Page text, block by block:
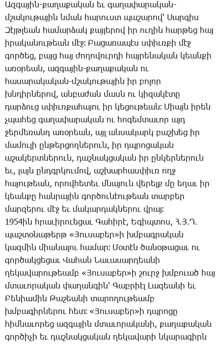
Ազ­գա­յին-քա­ղա­քա­կան եւ գա­ղա­փա­րա­կան-
մշա­կու­թա­յին նման հա­րուստ պա­շա­րով՝ ­Սար­գիս
­Զէյթ­լեան հա­մար­ձակ քայ­լե­րով իր ու­ղին հար­թեց հայ
ի­րա­կա­նու­թեան մէջ։ ­Բա­ցա­ռա­պէս սփիւռ­քի մէջ
գոր­ծեց, բայց հայ ժո­ղո­վուր­դի հայ­րե­նա­կան կեան­քի
ա­ռօ­րեան, ազ­գա­յին-քա­ղա­քա­կան ու
հա­սա­րա­կա­կան-մշա­կու­թա­յին իր բո­լոր
խնդիր­նե­րով, ան­բա­ժան մասն ու կի­զա­կէ­տը
դար­ձուց սփիւռ­քա­հա­յու իր կե­ցու­թեան։ ­Միայն ի­րեն
չպա­հեց գա­ղա­փա­րա­կան ու հո­գեմ­տա­ւոր այդ
ջեր­մե­ռանդ ա­ռօ­րեան, այլ ան­սա­կարկ բաշ­խեց իր
մա­մու­լի ըն­թեր­ցող­նե­րուն, իր դպրո­ցա­կան
ա­շա­կերտ­նե­րուն, դաշ­նակ­ցա­կան իր ըն­կեր­նե­րուն
եւ, լայն ընդգր­կու­մով, աշ­խար­հաս­փիւռ ողջ
հա­յու­թեան, ո­րով­հե­տեւ մնա­յուն վե­րելք մը ե­ղաւ իր
կեան­քը հան­րա­յին գոր­ծու­նէու­թեան տար­բեր
մար­զե­րու մէջ եւ մա­կար­դակ­նե­րու վրայ։
1954ին հրա­ւի­րո­ւե­ցաւ ­Գա­հի­րէ, Ե­գիպ­տոս, Հ.Յ.Դ.
պաշ­տօ­նա­թերթ «­Յու­սա­բեր»ի խմբագ­րա­կան
կազ­մին միա­նա­լու հա­մար։ ­Մօ­տէն ծա­նօ­թա­ցաւ ու
գոր­ծակ­ցե­ցաւ ­Վա­հան ­Նա­ւա­սար­դեա­նի
ղե­կա­վա­րու­թեամբ «­Յու­սա­բեր»ի շուրջ խմբո­ւած հայ
մտա­ւո­րա­կան փա­ղան­գին՝ ­Գաբ­րիէլ ­Լա­զեա­նի եւ
­Բե­նիա­մին ­Թա­շեա­նի տա­րո­ղու­թեամբ
խմբա­գիր­նե­րու հետ։ «­Յու­սա­բեր»ի դպրո­ցը
հիմ­նա­ւո­րեց ազ­գա­յին մտա­ւո­րա­կա­նի, քա­ղա­քա­կան
գոր­ծի­չի եւ դաշ­նակ­ցա­կան ղե­կա­վա­րի նկա­րա­գիրն